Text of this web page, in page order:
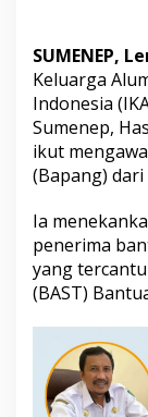
SUMENEP,
Keluarga
Indonesia
Sumenep,
ikut
(Bapang)
Ia
penerima
yang
(BAST)